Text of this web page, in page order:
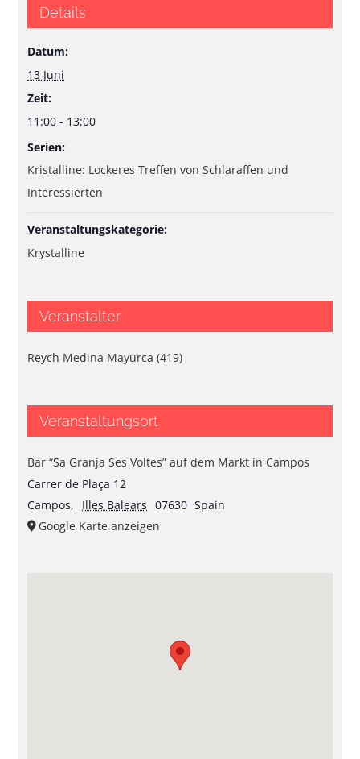
Details
Datum:
13 Juni
Zeit:
11:00 - 13:00
Serien:
Kristalline: Lockeres Treffen von Schlaraffen und
Interessierten
Veranstaltungskategorie:
Krystalline
Veranstalter
Reych Medina Mayurca (419)
Veranstaltungsort
Bar “Sa Granja Ses Voltes” auf dem Markt in Campos
Carrer de Plaça 12
Campos, Illes Balears 07630 Spain
Google Karte anzeigen